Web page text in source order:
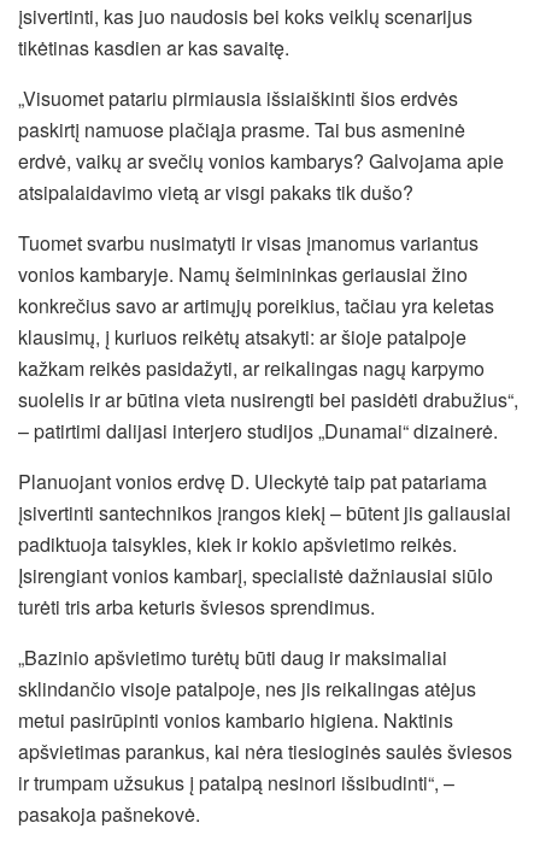
įsivertinti, kas juo naudosis bei koks veiklų scenarijus
tikėtinas kasdien ar kas savaitę.
„Visuomet patariu pirmiausia išsiaiškinti šios erdvės
paskirtį namuose plačiąja prasme. Tai bus asmeninė
erdvė, vaikų ar svečių vonios kambarys? Galvojama apie
atsipalaidavimo vietą ar visgi pakaks tik dušo?
Tuomet svarbu nusimatyti ir visas įmanomus variantus
vonios kambaryje. Namų šeimininkas geriausiai žino
konkrečius savo ar artimųjų poreikius, tačiau yra keletas
klausimų, į kuriuos reikėtų atsakyti: ar šioje patalpoje
kažkam reikės pasidažyti, ar reikalingas nagų karpymo
suolelis ir ar būtina vieta nusirengti bei pasidėti drabužius“,
– patirtimi dalijasi interjero studijos „Dunamai“ dizainerė.
Planuojant vonios erdvę D. Uleckytė taip pat patariama
įsivertinti santechnikos įrangos kiekį – būtent jis galiausiai
padiktuoja taisykles, kiek ir kokio apšvietimo reikės.
Įsirengiant vonios kambarį, specialistė dažniausiai siūlo
turėti tris arba keturis šviesos sprendimus.
„Bazinio apšvietimo turėtų būti daug ir maksimaliai
sklindančio visoje patalpoje, nes jis reikalingas atėjus
metui pasirūpinti vonios kambario higiena. Naktinis
apšvietimas parankus, kai nėra tiesioginės saulės šviesos
ir trumpam užsukus į patalpą nesinori išsibudinti“, –
pasakoja pašnekovė.